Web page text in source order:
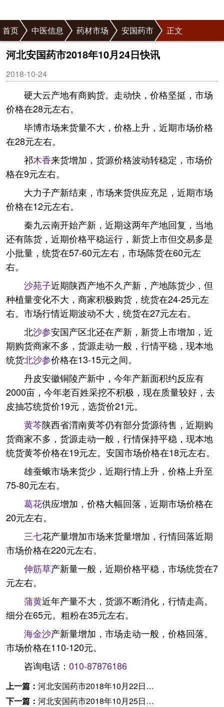
首页 中医信息 药材市场 安国药市 正文
河北安国药市2018年10月24日快讯
2018-10-24
硬大云产地有商购货。走动快，价格坚挺，市场
价格在28元左右。
毕博市场来货量不大，价格上升，近期市场价格
在28元左右。
祁木香来货增加，货源价格波动转稳定，市场价
格在9元左右。
大力子产新结束，市场来货供应充足，近期市场
价格在12元左右。
秦九云南开始产新，近期这两年产地回复，当地
还有陈货，近期价格平稳运行，新货上市但交易多是
小批量，统货在57-60元左右，市场陈货在60元左
右。
沙苑子近期陕西产地不久产新，产地陈货少，但
种植量变化不大，商家积极购货，统货在24-25元左
右。市场行情近期波动不大，统货在27元左右。
北沙参安国产区北还在产新，新货上市增加，近
期购货商家不多，货源走动一般，行情平稳，现本地
统货北沙参价格在13-15元之间。
丹皮安徽铜陵产新中，今年产新面积约反应有
2000亩，今年老百姓采挖不积极，现在质量较好，去
皮抽芯统货价19元，选货价21元。
黄芩陕西省渭南黄芩仍有部分货源待售，近期购
货商家不多，货源走动一般，行情保持平稳，现本地
统货黄芩价格在19元左。安国市场价格在18元左右。
雄蚕蛾市场来货少，近期行情上升，价格上升至
75-80元左右。
葛花供应增加，价格大幅回落，近期市场价格在
20元左右。
三七花产量增加市场来货量增加，行情回落近期
市场价格在220元左右。
伸筋草产新量一般，近期价格平稳，市场统货在7
元左右。
蒲黄近年产量不大，货源不断消化，行情走高。
细分在65元。粗粉在35元左右。
海金沙产新量增加，市场走动一般，价格回落。
市场价格在110-120元。
咨询电话： 010-87876186
上一篇： 河北安国药市2018年10月22日快讯
下一篇： 河北安国药市2018年10月25日快讯